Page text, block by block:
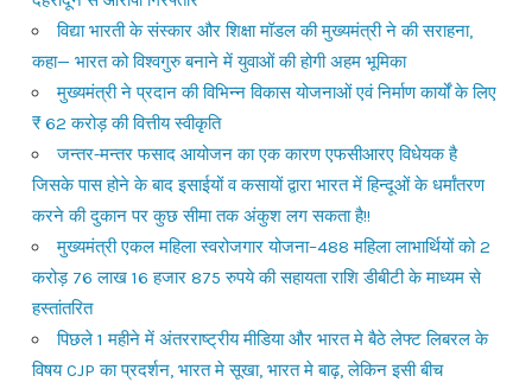
विद्या भारती के संस्कार और शिक्षा मॉडल की मुख्यमंत्री ने की सराहना,
कहा— भारत को विश्वगुरु बनाने में युवाओं की होगी अहम भूमिका
मुख्यमंत्री ने प्रदान की विभिन्न विकास योजनाओं एवं निर्माण कार्यों के लिए
₹ 62 करोड़ की वित्तीय स्वीकृति
जन्तर-मन्तर फसाद आयोजन का एक कारण एफसीआरए विधेयक है
जिसके पास होने के बाद इसाईयों व कसायों द्वारा भारत में हिन्दूओं के धर्मांतरण
करने की दुकान पर कुछ सीमा तक अंकुश लग सकता है!!
मुख्यमंत्री एकल महिला स्वरोजगार योजना–488 महिला लाभार्थियों को 2
करोड़ 76 लाख 16 हजार 875 रुपये की सहायता राशि डीबीटी के माध्यम से
हस्तांतरित
पिछले 1 महीने में अंतरराष्ट्रीय मीडिया और भारत मे बैठे लेफ्ट लिबरल के
विषय CJP का प्रदर्शन, भारत मे सूखा, भारत मे बाढ़, लेकिन इसी बीच